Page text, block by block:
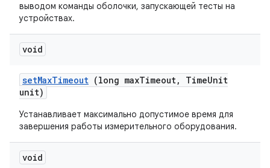
выводом команды оболочки, запускающей тесты на
устройствах.
void
setMaxTimeout (long maxTimeout, TimeUnit
unit)
Устанавливает максимально допустимое время для
завершения работы измерительного оборудования.
void